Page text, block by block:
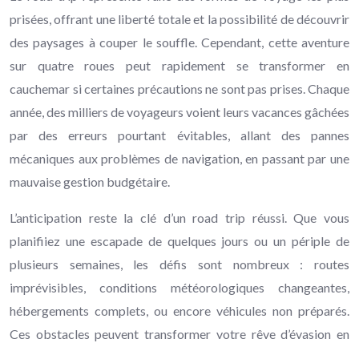
prisées, offrant une liberté totale et la possibilité de découvrir
des paysages à couper le souffle. Cependant, cette aventure
sur quatre roues peut rapidement se transformer en
cauchemar si certaines précautions ne sont pas prises. Chaque
année, des milliers de voyageurs voient leurs vacances gâchées
par des erreurs pourtant évitables, allant des pannes
mécaniques aux problèmes de navigation, en passant par une
mauvaise gestion budgétaire.
L’anticipation reste la clé d’un road trip réussi. Que vous
planifiiez une escapade de quelques jours ou un périple de
plusieurs semaines, les défis sont nombreux : routes
imprévisibles, conditions météorologiques changeantes,
hébergements complets, ou encore véhicules non préparés.
Ces obstacles peuvent transformer votre rêve d’évasion en